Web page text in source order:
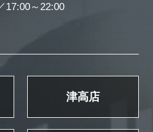
～22:00
津高店